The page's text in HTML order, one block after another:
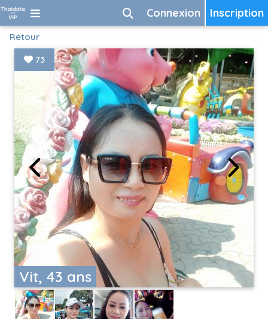
Inscription
Connexion
Retour
Vit, 43 ans
73